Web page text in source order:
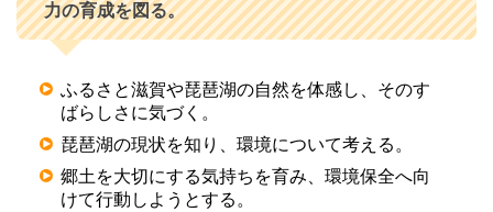
力の育成を図る。
ふるさと滋賀や琵琶湖の自然を体感し、そのす
ばらしさに気づく。
琵琶湖の現状を知り、環境について考える。
郷土を大切にする気持ちを育み、環境保全へ向
けて行動しようとする。